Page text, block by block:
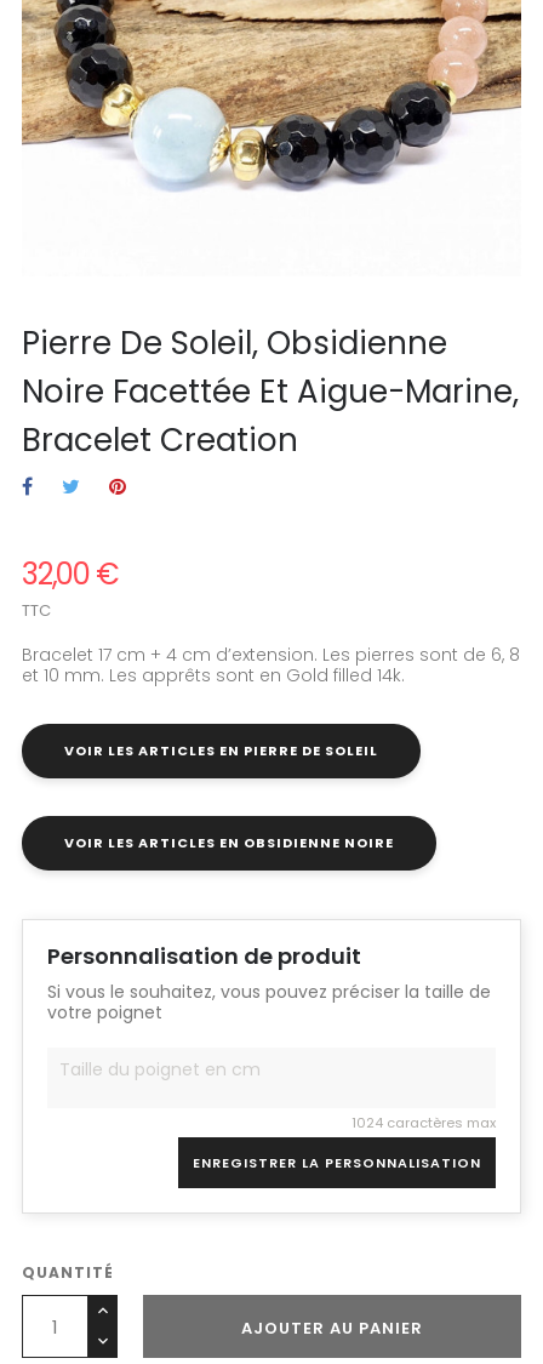
Pierre De Soleil, Obsidienne
Noire Facettée Et Aigue-Marine,
Bracelet Creation
32,00 €
TTC
Bracelet 17 cm + 4 cm d’extension. Les pierres sont de 6, 8
et 10 mm. Les apprêts sont en Gold filled 14k.
VOIR LES ARTICLES EN PIERRE DE SOLEIL
VOIR LES ARTICLES EN OBSIDIENNE NOIRE
Personnalisation de produit
Si vous le souhaitez, vous pouvez préciser la taille de
votre poignet
1024 caractères max
ENREGISTRER LA PERSONNALISATION
QUANTITÉ
AJOUTER AU PANIER